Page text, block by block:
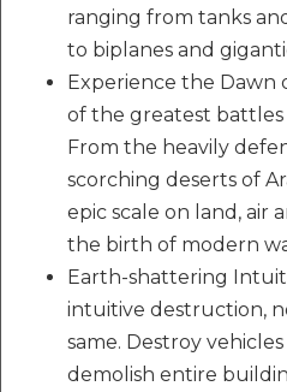
ranging from tanks
to biplanes and
Experience the Dawn
of the greatest
From the heavily
scorching deserts of
epic scale on land, air
the birth of modern
Earth-shattering
intuitive destruction,
same. Destroy
demolish entire